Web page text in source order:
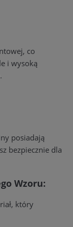
co
i wysoką
posiadają
bezpiecznie dla
Wzoru:
który